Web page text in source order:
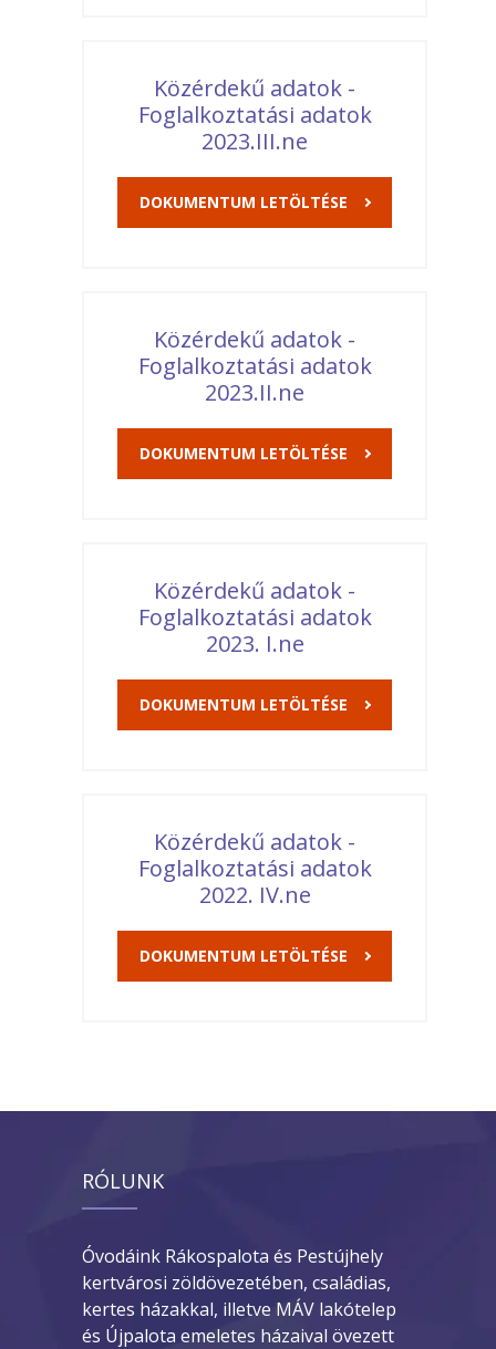
Közérdekű adatok -
Foglalkoztatási adatok
2023.III.ne
DOKUMENTUM LETÖLTÉSE
Közérdekű adatok -
Foglalkoztatási adatok
2023.II.ne
DOKUMENTUM LETÖLTÉSE
Közérdekű adatok -
Foglalkoztatási adatok
2023. I.ne
DOKUMENTUM LETÖLTÉSE
Közérdekű adatok -
Foglalkoztatási adatok
2022. IV.ne
DOKUMENTUM LETÖLTÉSE
RÓLUNK
Óvodáink Rákospalota és Pestújhely
kertvárosi zöldövezetében, családias,
kertes házakkal, illetve MÁV lakótelep
és Újpalota emeletes házaival övezett